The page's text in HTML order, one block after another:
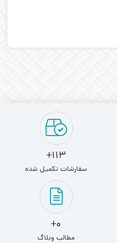
113+
سفارشات تکمیل شده
0+
مطالب وبلاگ